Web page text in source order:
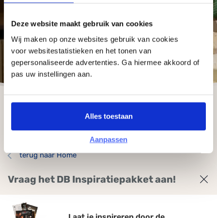
Deze website maakt gebruik van cookies
Wij maken op onze websites gebruik van cookies
voor websitestatistieken en het tonen van
gepersonaliseerde advertenties. Ga hiermee akkoord of
pas uw instellingen aan.
Alles toestaan
Aanpassen
Vraag het DB Inspiratiepakket aan!
Geachte
terug naar Home